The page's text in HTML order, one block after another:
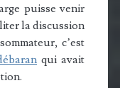
puisse venir
la discussion
c’est
qui avait